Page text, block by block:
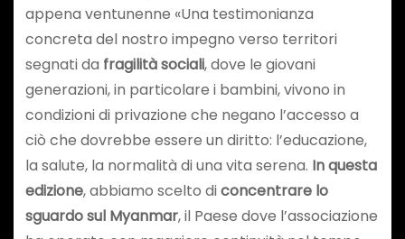
appena ventunenne «Una testimonianza
concreta del nostro impegno verso territori
segnati da fragilità sociali, dove le giovani
generazioni, in particolare i bambini, vivono in
condizioni di privazione che negano l’accesso a
ciò che dovrebbe essere un diritto: l’educazione,
la salute, la normalità di una vita serena. In questa
edizione, abbiamo scelto diconcentrare lo
sguardo sul Myanmar, il Paese dove l’associazione